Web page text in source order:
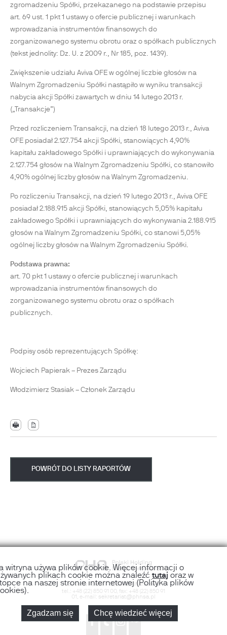
zgromadzeniu Spółki, przekazanego na podstawie przepisu
art. 69 ust. 1 pkt 1 ustawy o ofercie publicznej i warunkach
wprowadzania instrumentów finansowych do
zorganizowanego systemu obrotu oraz o spółkach publicznych
(tekst jednolity: Dz. U. z 2009 r., Nr 185, poz. 1439).
Zwiększenie udziału Aviva OFE w ogólnej liczbie głosów na
Walnym Zgromadzeniu Spółki nastąpiło w wyniku transakcji
nabycia akcji Spółki zawartych w dniu 14 lutego 2013 r.
(„Transakcje”)
Przed rozliczeniem Transakcji, na dzień 18 lutego 2013 r., Aviva
OFE posiadał 2.127.754 akcji Spółki, stanowiących 4,90%
kapitału zakładowego Spółki i uprawniających do wykonywania
2.127.754 głosów na Walnym Zgromadzeniu Spółki, co stanowiło
4,90% ogólnej liczby głosów na Walnym Zgromadzeniu.
Po rozliczeniu Transakcji, na dzień 19 lutego 2013 r., Aviva OFE
posiadał 2.188.915 akcji Spółki, stanowiących 5,05% kapitału
zakładowego Spółki i uprawniających do wykonywania 2.188.915
głosów na Walnym Zgromadzeniu Spółki, co stanowi 5,05%
ogólnej liczby głosów na Walnym Zgromadzeniu Spółki.
Podstawa prawna:
art. 70 pkt 1 ustawy o ofercie publicznej i warunkach
wprowadzania instrumentów finansowych do
zorganizowanego systemu obrotu oraz o spółkach
publicznych.
Podpisy osób reprezentujących Spółkę:
Wojciech Papierak – Prezes Zarządu
Włodzimierz Stasiak – Członek Zarządu
POWRÓT DO LISTY RAPORTÓW
al. Jana Pawła II 12,00-124 Warszawa
tel.: +48 (22) 850 91 00 , fax: +48 (22) 850 91
01 , e-mail: sekretariat@phnsa.pl
witryna używa plików cookie. Więcej informacji o
plikach cookie można znaleźćtutaj oraz w
na naszej stronie internetowej (Polityka plików
Zgadzam się Chcę wiedzieć więcej